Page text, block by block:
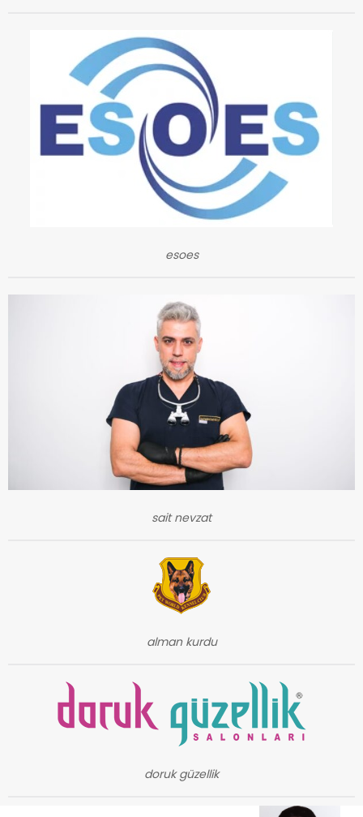
esoes
sait nevzat
alman kurdu
doruk güzellik